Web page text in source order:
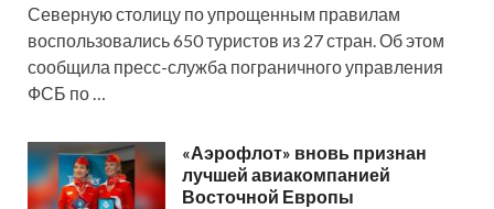
Северную столицу по упрощенным правилам
воспользовались 650 туристов из 27 стран. Об этом
сообщила пресс-служба пограничного управления
ФСБ по …
«Аэрофлот» вновь признан
лучшей авиакомпанией
Восточной Европы